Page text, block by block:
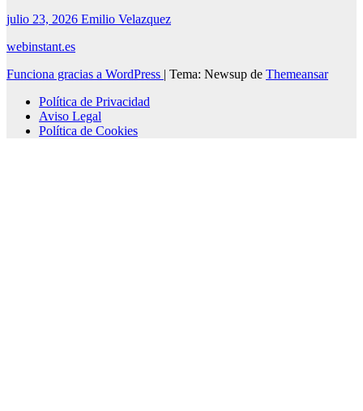
julio 23, 2026 Emilio Velazquez
webinstant.es
Funciona gracias a WordPress | Tema: Newsup de Themeansar
Política de Privacidad
Aviso Legal
Política de Cookies